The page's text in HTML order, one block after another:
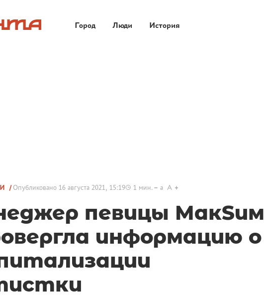
Город Люди История
Опубликовано16 августа 2021, 15:19 1 мин. a A
певицы МакSим
информацию о